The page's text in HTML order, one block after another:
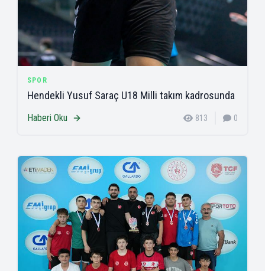
SPOR
Hendekli Yusuf Saraç U18 Milli takım kadrosunda
Haberi Oku 813 0